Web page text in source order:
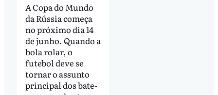
A Copa do Mundo
da Rússia começa
no próximo dia 14
de junho. Quando a
bola rolar, o
futebol deve se
tornar o assunto
principal dos bate-